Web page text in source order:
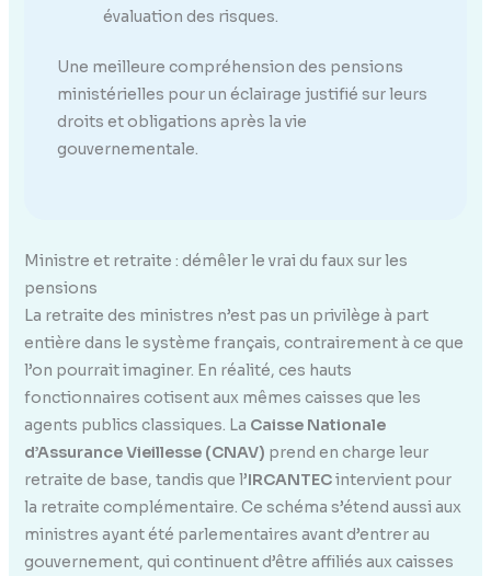
évaluation des risques.
Une meilleure compréhension des pensions
ministérielles pour un éclairage justifié sur leurs
droits et obligations après la vie
gouvernementale.
Ministre et retraite : démêler le vrai du faux sur les
pensions
La retraite des ministres n’est pas un privilège à part
entière dans le système français, contrairement à ce que
l’on pourrait imaginer. En réalité, ces hauts
fonctionnaires cotisent aux mêmes caisses que les
agents publics classiques. La Caisse Nationale
d’Assurance Vieillesse (CNAV) prend en charge leur
retraite de base, tandis que l’IRCANTECintervient pour
la retraite complémentaire. Ce schéma s’étend aussi aux
ministres ayant été parlementaires avant d’entrer au
gouvernement, qui continuent d’être affiliés aux caisses